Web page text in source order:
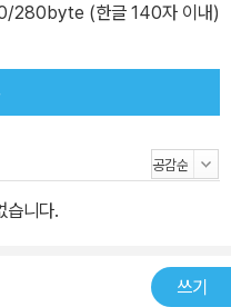
/280byte (한글 140자 이내)
습니다.
쓰기